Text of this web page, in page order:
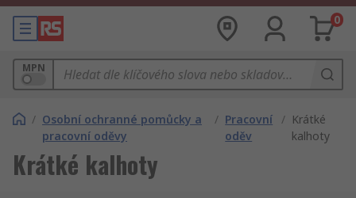
0
MPN
/ Osobní ochranné pomůcky a
pracovní oděvy
/ Pracovní
oděv
/ Krátké
kalhoty
Krátké kalhoty